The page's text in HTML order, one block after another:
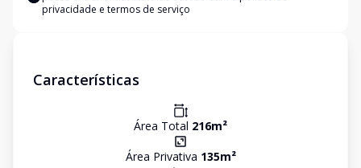
privacidade e termos de serviço
Características
Área Total 216m²
Área Privativa 135m²